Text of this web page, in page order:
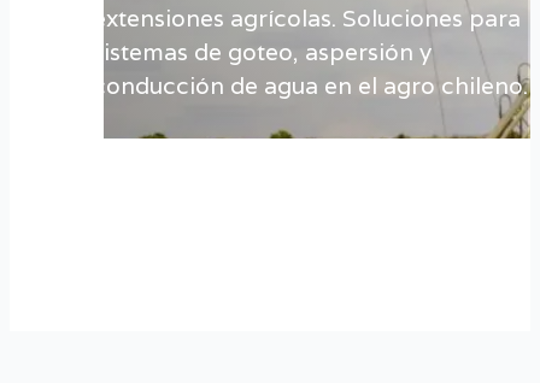
extensiones agrícolas. Soluciones para
sistemas de goteo, aspersión y
conducción de agua en el agro chileno.